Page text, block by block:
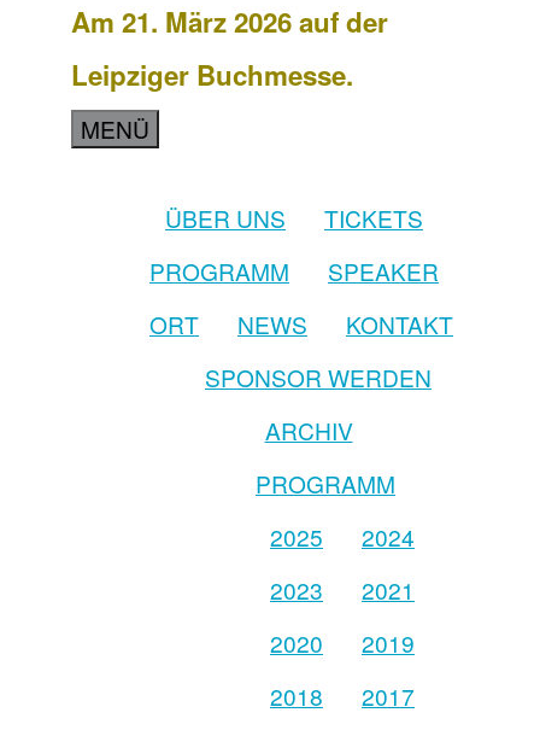
Am 21. März 2026 auf der
Leipziger Buchmesse.
MENÜ
ÜBER UNS
TICKETS
PROGRAMM
SPEAKER
ORT
NEWS
KONTAKT
SPONSOR WERDEN
ARCHIV
PROGRAMM
2025
2024
2023
2021
2020
2019
2018
2017